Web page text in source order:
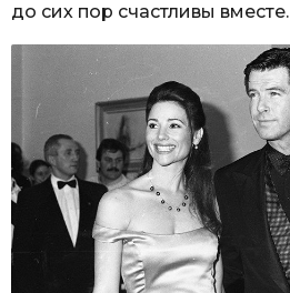
до сих пор счастливы вместе.